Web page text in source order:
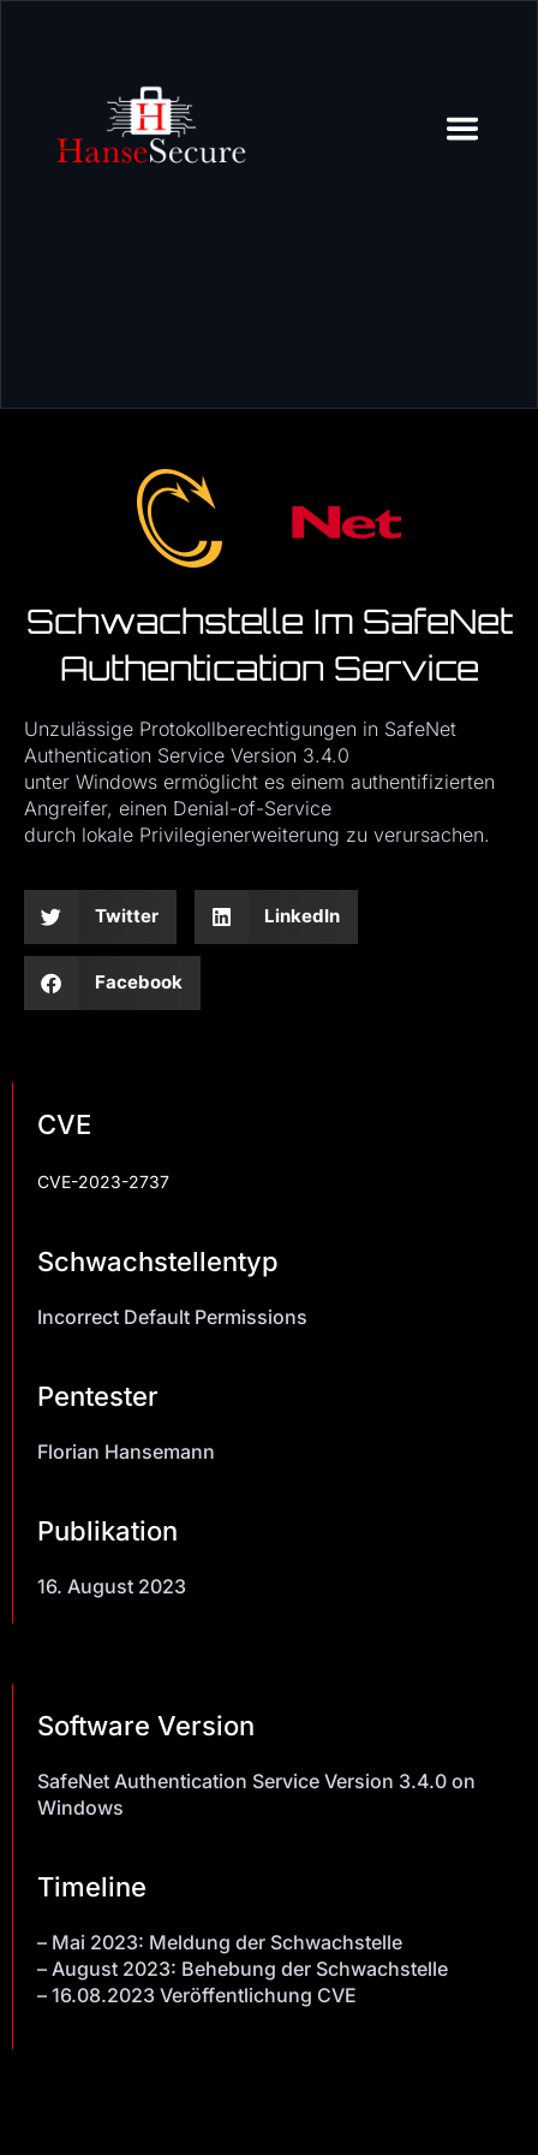
Schwachstelle Im SafeNet
Authentication Service
Unzulässige Protokollberechtigungen in SafeNet
Authentication Service Version 3.4.0
unter Windows ermöglicht es einem authentifizierten
Angreifer, einen Denial-of-Service
durch lokale Privilegienerweiterung zu verursachen.
Twitter LinkedIn
Facebook
CVE
CVE-2023-2737
Schwachstellentyp
Incorrect Default Permissions
Pentester
Florian Hansemann
Publikation
16. August 2023
Software Version
SafeNet Authentication Service Version 3.4.0 on
Windows
Timeline
– Mai 2023: Meldung der Schwachstelle
– August 2023: Behebung der Schwachstelle
– 16.08.2023 Veröffentlichung CVE